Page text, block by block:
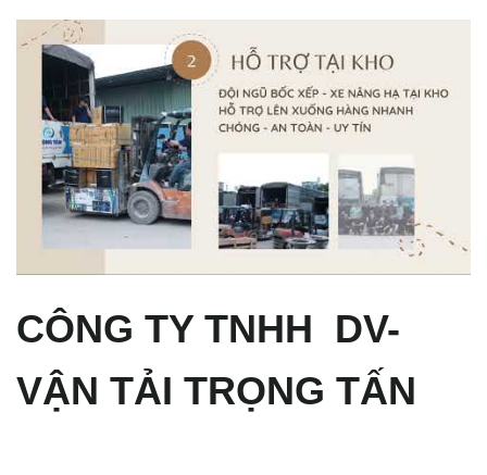
CÔNG TY TNHH DV-
VẬN TẢI TRỌNG TẤN